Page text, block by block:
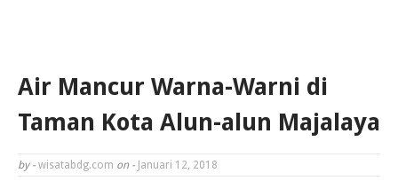
Air Mancur Warna-Warni di
Taman Kota Alun-alun Majalaya
by - wisatabdg.com on - Januari 12, 2018